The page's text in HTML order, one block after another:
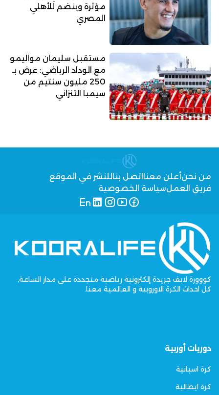
مؤثرة وينضم للأهلي
المصري
مستقبل سليمان مواليمو
مع الوداد الرياضي: عرض بـ
250 مليون سنتيم من
سيمبا التنزاني
من نحنأعلن معنا اتصل بنا للنشر في الموقع
فريق العملسياسة الخصوصية
كووورة لايف جريدة إلكترونية رياضية متجددة على مدار الساعة,
كل احداث الكرة الاوروبية و العالمية معنا.
دوريات أوربية
كرة اسبانية
كرة ايطالية